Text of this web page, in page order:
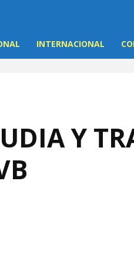
INTERNACIONAL
Y